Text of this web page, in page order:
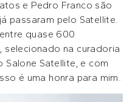
e Pedro Franco são
passaram pelo Satellite.
quase 600
selecionado na curadoria
Salone Satellite, e com
é uma honra para mim.